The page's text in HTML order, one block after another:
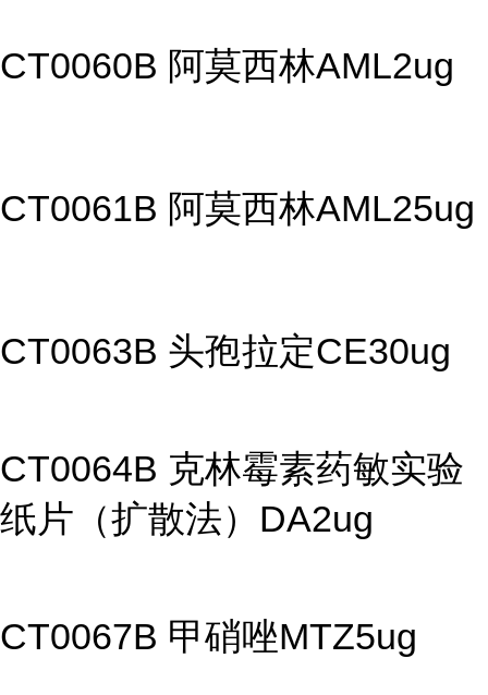
CT0060B 阿莫西林AML2ug
CT0061B 阿莫西林AML25ug
CT0063B 头孢拉定CE30ug
CT0064B 克林霉素药敏实验
纸片（扩散法）DA2ug
CT0067B 甲硝唑MTZ5ug